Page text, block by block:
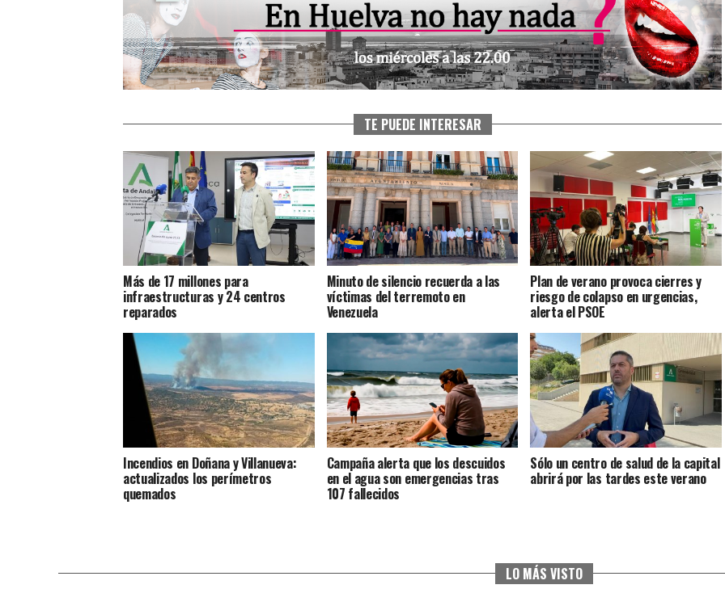
TE PUEDE INTERESAR
Más de 17 millones para
infraestructuras y 24 centros
reparados
Minuto de silencio recuerda a las
víctimas del terremoto en
Venezuela
Plan de verano provoca cierres y
riesgo de colapso en urgencias,
alerta el PSOE
Incendios en Doñana y Villanueva:
actualizados los perímetros
quemados
Campaña alerta que los descuidos
en el agua son emergencias tras
107 fallecidos
Sólo un centro de salud de la capital
abrirá por las tardes este verano
LO MÁS VISTO